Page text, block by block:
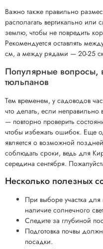
Важно также правильно
располагать вертикально или
землю, чтобы не повредить
Рекомендуется оставлять
см, а между рядами — 20-25
Популярные вопросы,
тюльпанов
Тем временем, у садоводов
что делать, если
— повторно проверить
чтобы избежать ошибок. Еще
является о возможной
соблюдать сроки, ведь для
середина сентября.
Несколько полезных
При выборе участка
наличие солнечного
Следите за глубиной
Подготовка почвы
посадки.